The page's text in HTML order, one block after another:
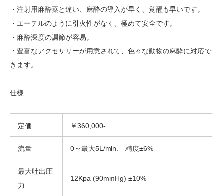
・注射用麻酔薬と違い、麻酔の導入が早く、覚醒も早いです。
・エーテルのように引火性がなく、極めて安全です。
・麻酔深度の調節が容易。
・豊富なアクセサリーが用意されて、色々な動物の麻酔に対応で
きます。
仕様
定価 ￥360,000-
流量 0～最大5L/min. 精度±6%
最大吐出圧
力
12Kpa (90mmHg) ±10%